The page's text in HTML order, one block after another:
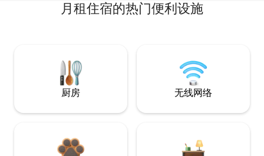
月租住宿的热门便利设施
厨房 无线网络